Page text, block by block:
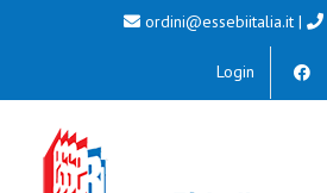
ordini@essebiitalia.it |
Login